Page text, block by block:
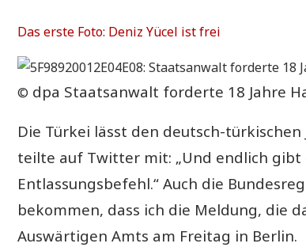
Das erste Foto: Deniz Yücel ist frei
© dpa Staatsanwalt forderte 18 Jahre
Die Türkei lässt den deutsch-
teilte auf Twitter mit: „Und endlich gibt
Entlassungsbefehl.“ Auch die
bekommen, dass ich die Meldung, die
Auswärtigen Amts am Freitag in Berlin.